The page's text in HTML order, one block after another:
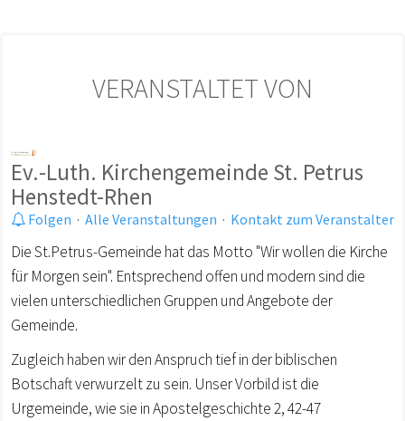
VERANSTALTET VON
Ev.-Luth. Kirchengemeinde St. Petrus
Henstedt-Rhen
Folgen · Alle Veranstaltungen · Kontakt zum Veranstalter
Die St.Petrus-Gemeinde hat das Motto "Wir wollen die Kirche
für Morgen sein". Entsprechend offen und modern sind die
vielen unterschiedlichen Gruppen und Angebote der
Gemeinde.
Zugleich haben wir den Anspruch tief in der biblischen
Botschaft verwurzelt zu sein. Unser Vorbild ist die
Urgemeinde, wie sie in Apostelgeschichte 2, 42-47